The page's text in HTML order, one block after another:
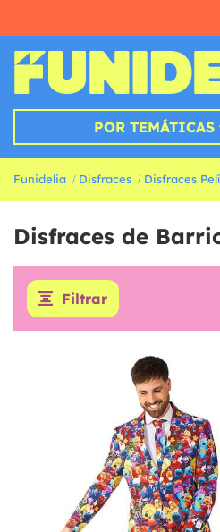
POR TEMÁTICAS
Funidelia Disfraces Disfraces
Disfraces de
Filtrar